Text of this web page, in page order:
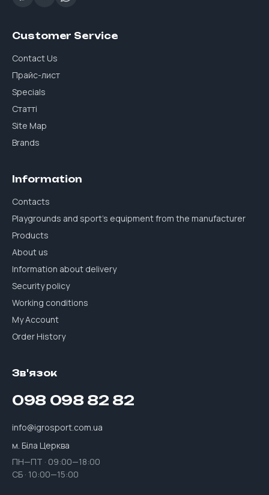
Customer Service
Contact Us
Прайс-лист
Specials
Статті
Site Map
Brands
Information
Contacts
Playgrounds and sport's equipment from the manufacturer
Products
About us
Information about delivery
Security policy
Working conditions
My Account
Order History
Зв'язок
098 098 82 82
info@igrosport.com.ua
м. Біла Церква
ПН—ПТ · 09:00—18:00
СБ · 10:00—15:00